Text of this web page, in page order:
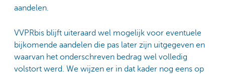
aandelen.
VVPRbis blijft uiteraard wel mogelijk voor eventuele
bijkomende aandelen die pas later zijn uitgegeven en
waarvan het onderschreven bedrag wel volledig
volstort werd. We wijzen er in dat kader nog eens op